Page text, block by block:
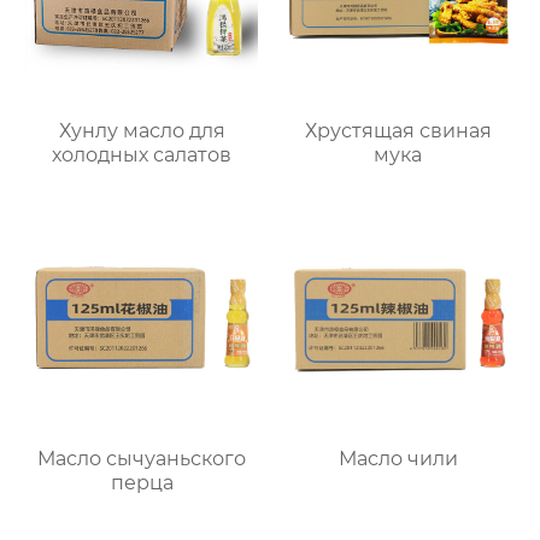
Хунлу масло для
холодных салатов
Хрустящая свиная
мука
Масло сычуаньского
перца
Масло чили